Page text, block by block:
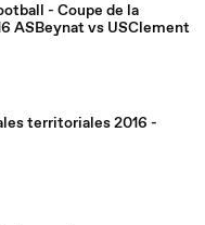
- Coupe de la
ASBeynat vs USClement
territoriales 2016 -